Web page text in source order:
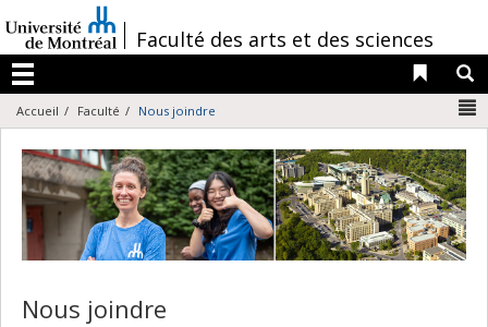
au
contenu
/Faculté des arts et des sciences
Menu
Liens
Accueil Faculté Nous joindre
Nous joindre